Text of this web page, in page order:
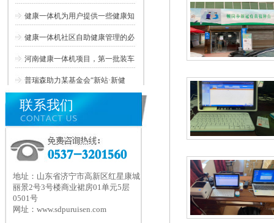
健康一体机为用户提供一些健康知
健康一体机社区自助健康管理的必
河南健康一体机项目，第一批装车
普瑞森助力某基金会“新站·新健
联系我们
地址：山东省济宁市高新区红星康城
丽景2号3号楼商业裙房01单元5层
0501号
网址：www.sdpuruisen.com